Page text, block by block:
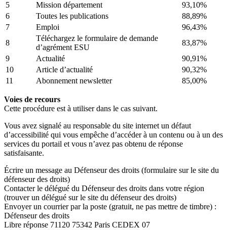
5
Mission département
93,10%
6
Toutes les publications
88,89%
7
Emploi
96,43%
8
Téléchargez le formulaire de demande
d’agrément ESU
83,87%
9
Actualité
90,91%
10
Article d’actualité
90,32%
11
Abonnement newsletter 85,00%
Voies de recours
Cette procédure est à utiliser dans le cas suivant.
Vous avez signalé au responsable du site internet un défaut
d’accessibilité qui vous empêche d’accéder à un contenu ou à un des
services du portail et vous n’avez pas obtenu de réponse
satisfaisante.
Écrire un message au Défenseur des droits (formulaire sur le site du
défenseur des droits)
Contacter le délégué du Défenseur des droits dans votre région
(trouver un délégué sur le site du défenseur des droits)
Envoyer un courrier par la poste (gratuit, ne pas mettre de timbre) :
Défenseur des droits
Libre réponse 71120 75342 Paris CEDEX 07